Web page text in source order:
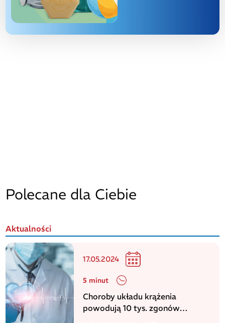
Polecane dla Ciebie
Aktualności
17.05.2024
5 minut
Choroby układu krążenia
powodują 10 tys. zgonów